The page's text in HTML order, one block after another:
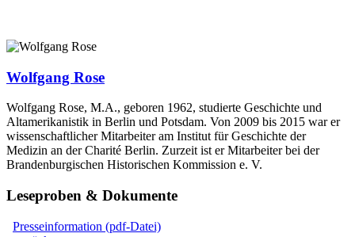
Wolfgang Rose
Wolfgang Rose, M.A., geboren 1962, studierte Geschichte und
Altamerikanistik in Berlin und Potsdam. Von 2009 bis 2015 war er
wissenschaftlicher Mitarbeiter am Institut für Geschichte der
Medizin an der Charité Berlin. Zurzeit ist er Mitarbeiter bei der
Brandenburgischen Historischen Kommission e. V.
Leseproben & Dokumente
Presseinformation (pdf-Datei)